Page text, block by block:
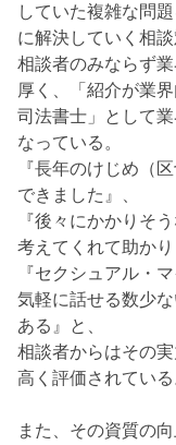
していた複雑な問
に解決していく相
相談者のみならず
厚く、「紹介が業
司法書士」として
なっている。
『長年のけじめ（
できました』、
『後々にかかりそ
考えてくれて助かり
『セクシュアル・
気軽に話せる数少
ある』と、
相談者からはその
高く評価されている
また、その資質の向